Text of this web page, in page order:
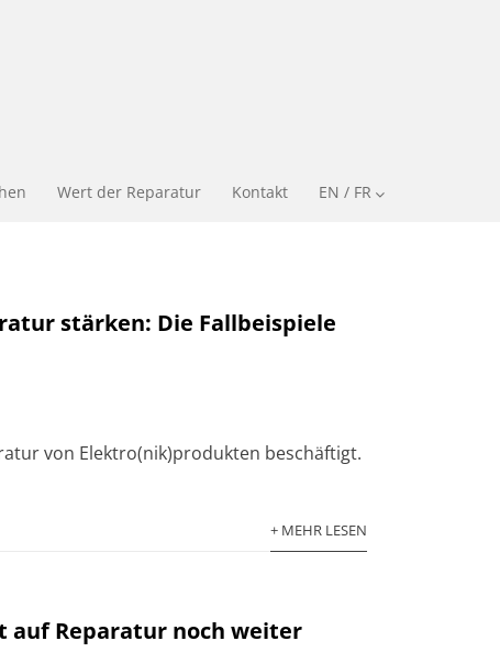
Wert der Reparatur Kontakt EN / FR
stärken: Die Fallbeispiele
von Elektro(nik)produkten beschäftigt.
+ MEHR LESEN
auf Reparatur noch weiter